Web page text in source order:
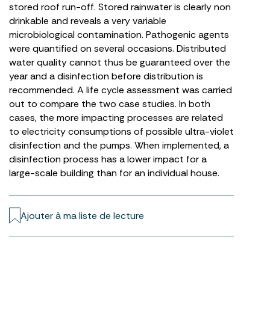
stored roof run-off. Stored rainwater is clearly non
drinkable and reveals a very variable
microbiological contamination. Pathogenic agents
were quantified on several occasions. Distributed
water quality cannot thus be guaranteed over the
year and a disinfection before distribution is
recommended. A life cycle assessment was carried
out to compare the two case studies. In both
cases, the more impacting processes are related
to electricity consumptions of possible ultra-violet
disinfection and the pumps. When implemented, a
disinfection process has a lower impact for a
large-scale building than for an individual house.
Ajouter à ma liste de lecture